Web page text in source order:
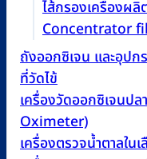
ไส้กรองเครื่องผ
Concentrator
ถังออกซิเจน และอุปก
ที่วัดไข้
เครื่องวัดออกซิเจนป
Oximeter)
เครื่องตรวจน้ำตาลใน